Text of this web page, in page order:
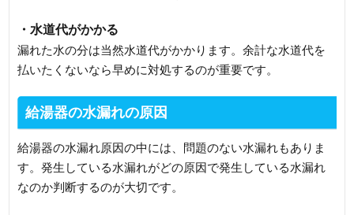
・水道代がかかる
漏れた水の分は当然水道代がかかります。余計な水道代を
払いたくないなら早めに対処するのが重要です。
給湯器の水漏れの原因
給湯器の水漏れ原因の中には、問題のない水漏れもありま
す。発生している水漏れがどの原因で発生している水漏れ
なのか判断するのが大切です。